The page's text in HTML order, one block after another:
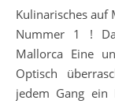
Kulinarisches auf Mallorca Palma de Mallorca. Für mich die
Nummer 1 !
Mallorca Eine
Optisch
jedem Gang ein